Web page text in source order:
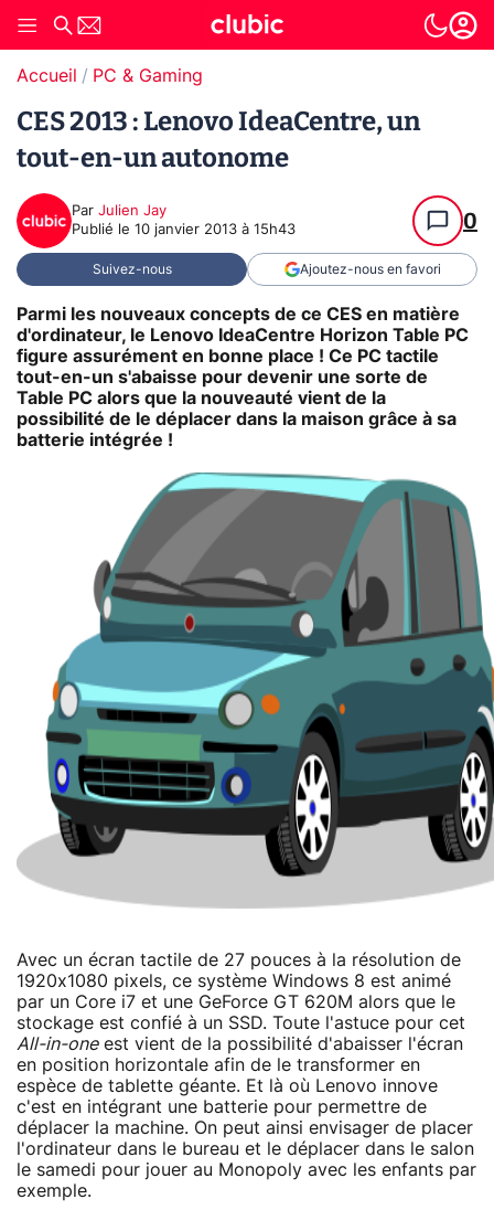
Accueil PC & Gaming
CES 2013 : Lenovo IdeaCentre, un
tout-en-un autonome
Par Julien Jay
Publié le 10 janvier 2013 à 15h43 0
Suivez-nous Ajoutez-nous en favori
Parmi les nouveaux concepts de ce CES en matière
d'ordinateur, le Lenovo IdeaCentre Horizon Table PC
figure assurément en bonne place ! Ce PC tactile
tout-en-un s'abaisse pour devenir une sorte de
Table PC alors que la nouveauté vient de la
possibilité de le déplacer dans la maison grâce à sa
batterie intégrée !
Avec un écran tactile de 27 pouces à la résolution de
1920x1080 pixels, ce système Windows 8 est animé
par un Core i7 et une GeForce GT 620M alors que le
stockage est confié à un SSD. Toute l'astuce pour cet
All-in-oneest vient de la possibilité d'abaisser l'écran
en position horizontale afin de le transformer en
espèce de tablette géante. Et là où Lenovo innove
c'est en intégrant une batterie pour permettre de
déplacer la machine. On peut ainsi envisager de placer
l'ordinateur dans le bureau et le déplacer dans le salon
le samedi pour jouer au Monopoly avec les enfants par
exemple.